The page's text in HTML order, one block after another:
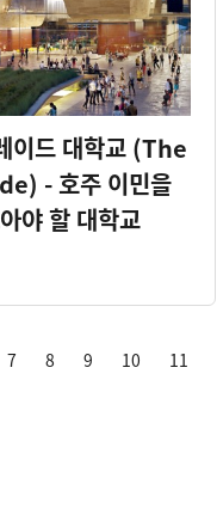
이드 대학교 (The
- 호주 이민을
야 할 대학교
7 8 9 10 11